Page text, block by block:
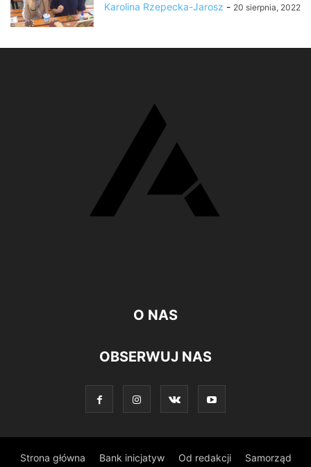
Karolina Rzepecka-Jarosz - 20 sierpnia, 2022
O NAS
OBSERWUJ NAS
Strona główna Bank inicjatyw Od redakcji Samorząd